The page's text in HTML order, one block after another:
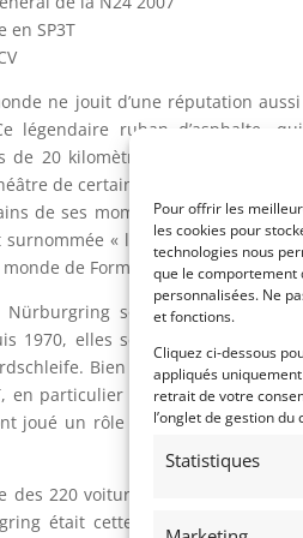
Pour offrir les
les cookies pour
technologies nous
que le comportement
personnalisées. Ne
et fonctions.
Cliquez ci-dessous
appliqués
retrait de votre
l’onglet de gestion du
Statistiques
en SP3T
ne jouit d’une réputation
légendaire ruban d’asphalte,
de 20 kilomètres, suscite à la
de certains des plus grands
de ses moments les plus
surnommée « l’enfer vert », un
de Formule 1.
sont un rendez-
1970, elles se déroulent sur un
Bien que l’événement se
en particulier au cours de la
joué un rôle clé dans la
des 220 voitures qui ont pris le
était cette Volkswagen Golf R-